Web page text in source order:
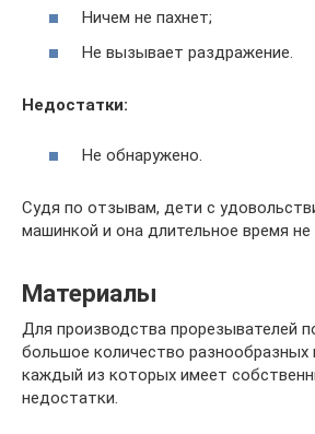
Ничем не пахнет;
Не вызывает раздражение.
Недостатки:
Не обнаружено.
Судя по отзывам, дети с
машинкой и она длительное время
Материалы
Для производства прорезывателей
большое количество разнообразных
каждый из которых имеет
недостатки.